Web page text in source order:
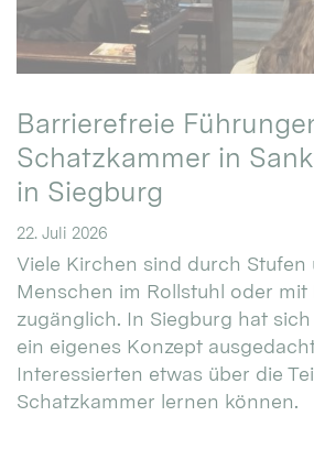
Barrierefreie
Schatzkammer in
in Siegburg
22. Juli 2026
Viele Kirchen sind durch Stufen
Menschen im Rollstuhl oder
zugänglich. In Siegburg hat
ein eigenes Konzept
Interessierten etwas über die
Schatzkammer lernen können.